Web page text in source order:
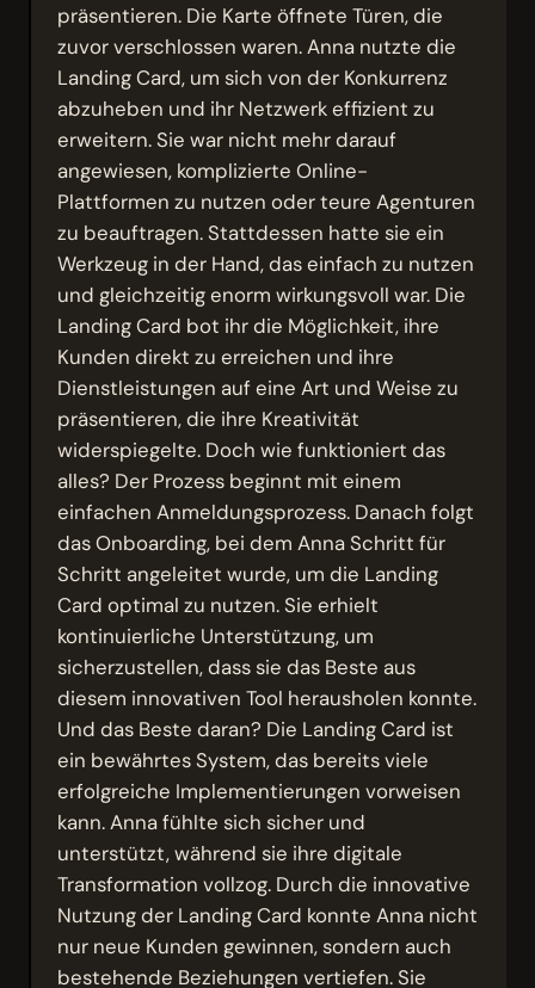
präsentieren. Die Karte öffnete Türen, die
zuvor verschlossen waren. Anna nutzte die
Landing Card, um sich von der Konkurrenz
abzuheben und ihr Netzwerk effizient zu
erweitern. Sie war nicht mehr darauf
angewiesen, komplizierte Online-
Plattformen zu nutzen oder teure Agenturen
zu beauftragen. Stattdessen hatte sie ein
Werkzeug in der Hand, das einfach zu nutzen
und gleichzeitig enorm wirkungsvoll war. Die
Landing Card bot ihr die Möglichkeit, ihre
Kunden direkt zu erreichen und ihre
Dienstleistungen auf eine Art und Weise zu
präsentieren, die ihre Kreativität
widerspiegelte. Doch wie funktioniert das
alles? Der Prozess beginnt mit einem
einfachen Anmeldungsprozess. Danach folgt
das Onboarding, bei dem Anna Schritt für
Schritt angeleitet wurde, um die Landing
Card optimal zu nutzen. Sie erhielt
kontinuierliche Unterstützung, um
sicherzustellen, dass sie das Beste aus
diesem innovativen Tool herausholen konnte.
Und das Beste daran? Die Landing Card ist
ein bewährtes System, das bereits viele
erfolgreiche Implementierungen vorweisen
kann. Anna fühlte sich sicher und
unterstützt, während sie ihre digitale
Transformation vollzog. Durch die innovative
Nutzung der Landing Card konnte Anna nicht
nur neue Kunden gewinnen, sondern auch
bestehende Beziehungen vertiefen. Sie